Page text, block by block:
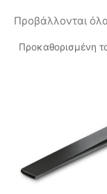
Προβάλλονται